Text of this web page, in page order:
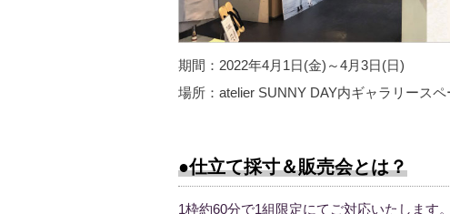
期間：2022年4月1日(金)～4月3日(日)
場所：atelier SUNNY DAY内ギャラリース
●仕立て採寸＆販売会とは？
1枠約60分で1組限定にてご対応いたします